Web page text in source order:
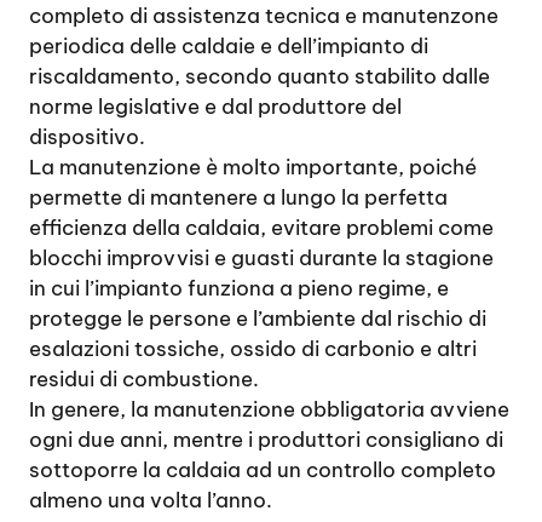
completo di assistenza tecnica e manutenzone
periodica delle caldaie e dell’impianto di
riscaldamento, secondo quanto stabilito dalle
norme legislative e dal produttore del
dispositivo.
La manutenzione è molto importante, poiché
permette di mantenere a lungo la perfetta
efficienza della caldaia, evitare problemi come
blocchi improvvisi e guasti durante la stagione
in cui l’impianto funziona a pieno regime, e
protegge le persone e l’ambiente dal rischio di
esalazioni tossiche, ossido di carbonio e altri
residui di combustione.
In genere, la manutenzione obbligatoria avviene
ogni due anni, mentre i produttori consigliano di
sottoporre la caldaia ad un controllo completo
almeno una volta l’anno.